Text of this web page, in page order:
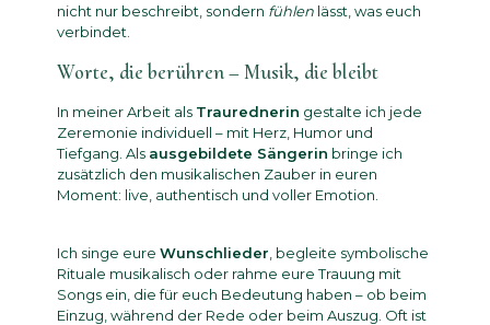
nicht nur beschreibt, sondern fühlen lässt, was euch
verbindet.
Worte, die berühren – Musik, die bleibt
In meiner Arbeit als Traurednerin gestalte ich jede
Zeremonie individuell – mit Herz, Humor und
Tiefgang. Als ausgebildete Sängerin bringe ich
zusätzlich den musikalischen Zauber in euren
Moment: live, authentisch und voller Emotion.
Ich singe eureWunschlieder , begleite symbolische
Rituale musikalisch oder rahme eure Trauung mit
Songs ein, die für euch Bedeutung haben – ob beim
Einzug, während der Rede oder beim Auszug. Oft ist